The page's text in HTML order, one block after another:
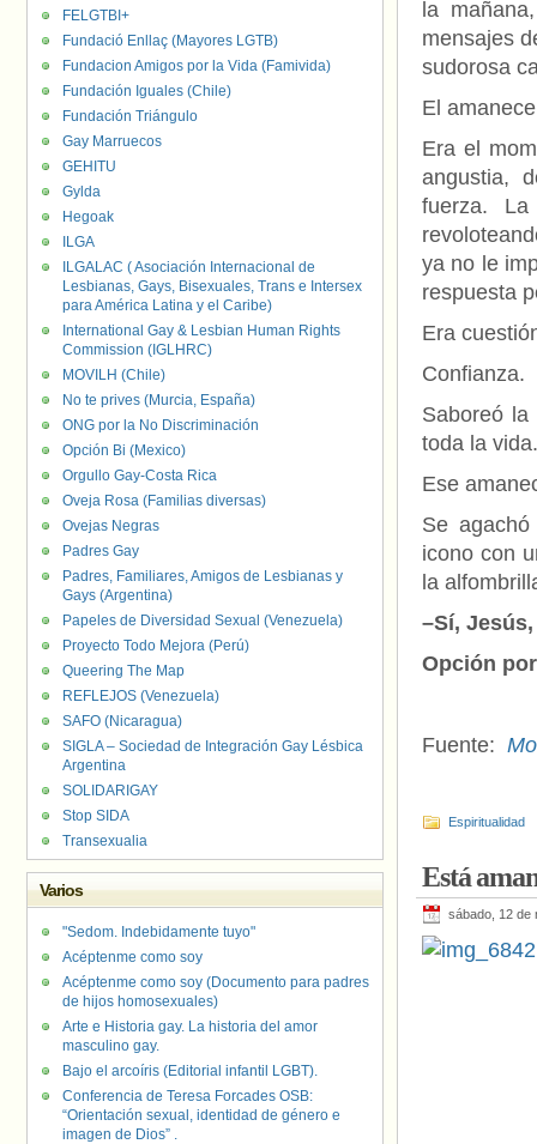
la
mensajes
sudorosa
El
Era el
angustia,
fuerza.
ya no le
respuesta
Era
Confianza.
Saboreó
toda la vida.
Ese
Se
icono con
la
–Sí,
Opción
Fuente:
Espiritualidad
Está
sábado, 12 de
FELGTBI+
Fundació Enllaç (Mayores LGTB)
Fundacion Amigos por la Vida (Famivida)
Fundación Iguales (Chile)
Fundación Triángulo
Gay Marruecos
GEHITU
Gylda
Hegoak
ILGA
ILGALAC ( Asociación Internacional de
Lesbianas, Gays, Bisexuales, Trans e Intersex
para América Latina y el Caribe)
International Gay & Lesbian Human Rights
Commission (IGLHRC)
MOVILH (Chile)
No te prives (Murcia, España)
ONG por la No Discriminación
Opción Bi (Mexico)
Orgullo Gay-Costa Rica
Oveja Rosa (Familias diversas)
Ovejas Negras
Padres Gay
Padres, Familiares, Amigos de Lesbianas y
Gays (Argentina)
Papeles de Diversidad Sexual (Venezuela)
Proyecto Todo Mejora (Perú)
Queering The Map
REFLEJOS (Venezuela)
SAFO (Nicaragua)
SIGLA – Sociedad de Integración Gay Lésbica
Argentina
SOLIDARIGAY
Stop SIDA
Transexualia
Varios
"Sedom. Indebidamente tuyo"
Acéptenme como soy
Acéptenme como soy (Documento para padres
de hijos homosexuales)
Arte e Historia gay. La historia del amor
masculino gay.
Bajo el arcoíris (Editorial infantil LGBT).
Conferencia de Teresa Forcades OSB:
“Orientación sexual, identidad de género e
imagen de Dios” .